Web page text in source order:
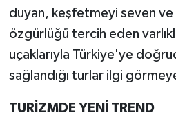
duyan, keşfetmeyi seven
özgürlüğü tercih eden
uçaklarıyla Türkiye'ye
sağlandığı turlar ilgi
TURİZMDE YENİ TREND
Televizyon
Turizm